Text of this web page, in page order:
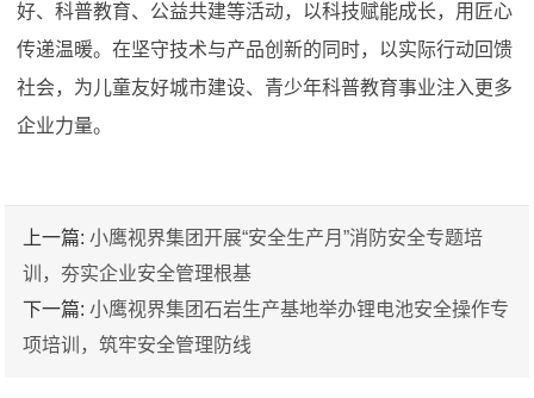
好、科普教育、公益共建等活动，以科技赋能成长，用匠心
传递温暖。在坚守技术与产品创新的同时，以实际行动回馈
社会，为儿童友好城市建设、青少年科普教育事业注入更多
企业力量。
上一篇:小鹰视界集团开展“安全生产月”消防安全专题培
训，夯实企业安全管理根基
下一篇:小鹰视界集团石岩生产基地举办锂电池安全操作专
项培训，筑牢安全管理防线